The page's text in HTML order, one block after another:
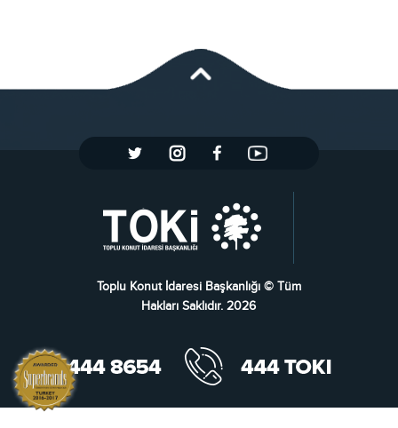
Toplu Konut İdaresi Başkanlığı © Tüm
Hakları Saklıdır. 2026